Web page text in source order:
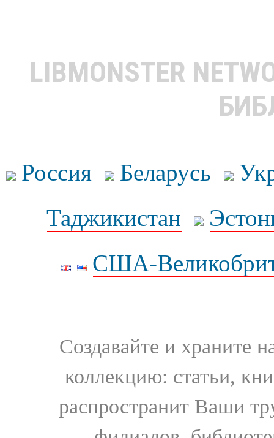
LIBMONSTER
Россия Беларусь
Таджикистан
США-
Создавайте и храните
коллекцию: статьи,
распространит Ваши